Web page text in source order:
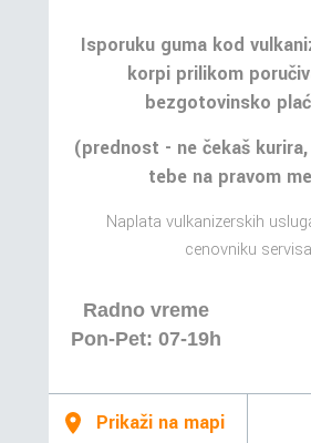
Isporuku guma kod
korpi prilikom
bezgotovinsko
(prednost - ne čekaš
tebe na pravom
Naplata vulkanizerskih
cenovniku servisa
Radno vreme
Pon-Pet: 07-19h
Prikaži na mapi